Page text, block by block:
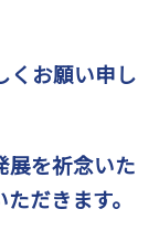
くお願い申し
展を祈念いた
だきます。